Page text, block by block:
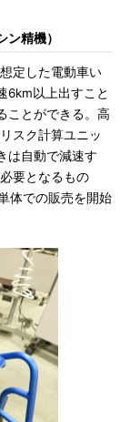
ン精機）
定した電動車い
6km以上出すこと
ことができる。高
スク計算ユニッ
は自動で減速す
要となるもの
体での販売を開始